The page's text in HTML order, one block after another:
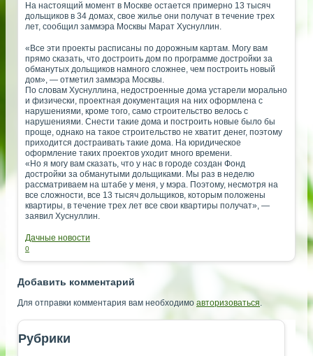
На настоящий момент в Москве остается примерно 13 тысяч
дольщиков в 34 домах, свое жилье они получат в течение трех
лет, сообщил заммэра Москвы Марат Хуснуллин.
«Все эти проекты расписаны по дорожным картам. Могу вам
прямо сказать, что достроить дом по программе достройки за
обманутых дольщиков намного сложнее, чем построить новый
дом», — отметил заммэра Москвы.
По словам Хуснуллина, недостроенные дома устарели морально
и физически, проектная документация на них оформлена с
нарушениями, кроме того, само строительство велось с
нарушениями. Снести такие дома и построить новые было бы
проще, однако на такое строительство не хватит денег, поэтому
приходится достраивать такие дома. На юридическое
оформление таких проектов уходит много времени.
«Но я могу вам сказать, что у нас в городе создан Фонд
достройки за обманутыми дольщиками. Мы раз в неделю
рассматриваем на штабе у меня, у мэра. Поэтому, несмотря на
все сложности, все 13 тысяч дольщиков, которым положены
квартиры, в течение трех лет все свои квартиры получат», —
заявил Хуснуллин.
Дачные новости
0
Добавить комментарий
Для отправки комментария вам необходимо авторизоваться.
Рубрики